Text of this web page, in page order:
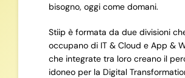
bisogno, oggi come domani.
Stiip è formata da due divisioni
occupano di IT & Cloud e App &
che integrate tra loro creano il
idoneo per la Digital